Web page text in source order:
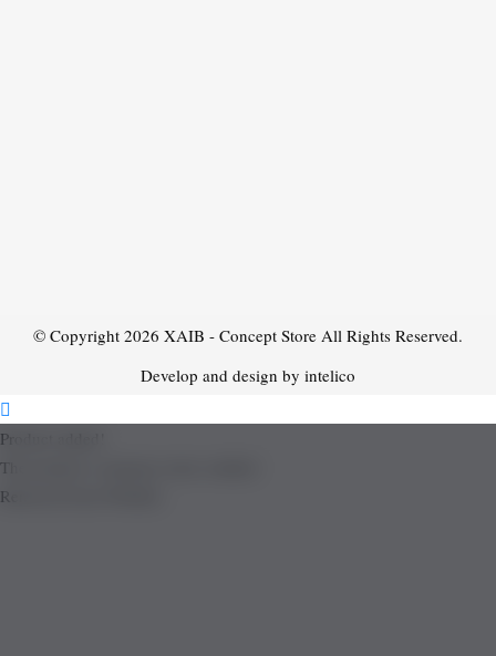
© Copyright 2026 XAIB - Concept Store All Rights Reserved.
Develop and design by intelico
Product added!
The product is already in the wishlist!
Removed from Wishlist